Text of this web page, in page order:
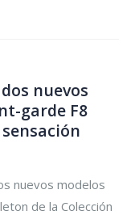
nuevos
garde F8
nuevos modelos
de la Colección